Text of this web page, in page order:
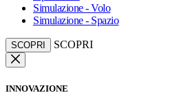
Simulazione - Volo
Simulazione - Spazio
SCOPRI SCOPRI
INNOVAZIONE